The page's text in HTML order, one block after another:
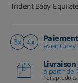
Trident Baby
avec
à partir de
hors